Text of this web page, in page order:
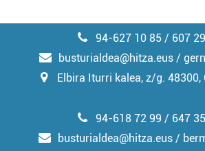
94-627 10 85 / 607
busturialdea@hitza.eus /
Elbira Iturri kalea, z/g.
94-618 72 99 / 647
busturialdea@hitza.eus /